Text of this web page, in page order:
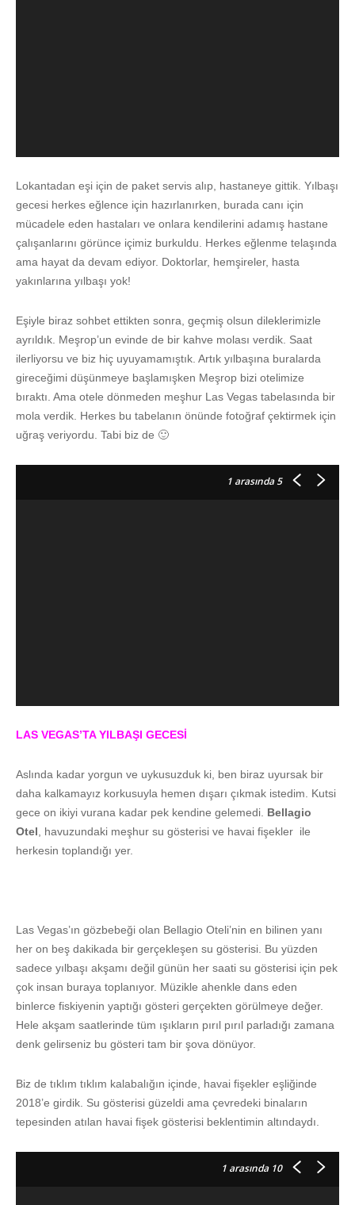
Lokantadan eşi için de paket servis alıp, hastaneye gittik. Yılbaşı
gecesi herkes eğlence için hazırlanırken, burada canı için
mücadele eden hastaları ve onlara kendilerini adamış hastane
çalışanlarını görünce içimiz burkuldu. Herkes eğlenme telaşında
ama hayat da devam ediyor. Doktorlar, hemşireler, hasta
yakınlarına yılbaşı yok!
Eşiyle biraz sohbet ettikten sonra, geçmiş olsun dileklerimizle
ayrıldık. Meşrop’un evinde de bir kahve molası verdik. Saat
ilerliyorsu ve biz hiç uyuyamamıştık. Artık yılbaşına buralarda
gireceğimi düşünmeye başlamışken Meşrop bizi otelimize
bıraktı. Ama otele dönmeden meşhur Las Vegas tabelasında bir
mola verdik. Herkes bu tabelanın önünde fotoğraf çektirmek için
uğraş veriyordu. Tabi biz de 🙂
1 arasında 5
LAS VEGAS’TA YILBAŞI GECESİ
Aslında kadar yorgun ve uykusuzduk ki, ben biraz uyursak bir
daha kalkamayız korkusuyla hemen dışarı çıkmak istedim. Kutsi
gece on ikiyi vurana kadar pek kendine gelemedi. Bellagio
Otel , havuzundaki meşhur su gösterisi ve havai fişekler ile
herkesin toplandığı yer.
Las Vegas’ın gözbebeği olan Bellagio Oteli’nin en bilinen yanı
her on beş dakikada bir gerçekleşen su gösterisi. Bu yüzden
sadece yılbaşı akşamı değil günün her saati su gösterisi için pek
çok insan buraya toplanıyor. Müzikle ahenkle dans eden
binlerce fiskiyenin yaptığı gösteri gerçekten görülmeye değer.
Hele akşam saatlerinde tüm ışıkların pırıl pırıl parladığı zamana
denk gelirseniz bu gösteri tam bir şova dönüyor.
Biz de tıklım tıklım kalabalığın içinde, havai fişekler eşliğinde
2018’e girdik. Su gösterisi güzeldi ama çevredeki binaların
tepesinden atılan havai fişek gösterisi beklentimin altındaydı.
1 arasında 10